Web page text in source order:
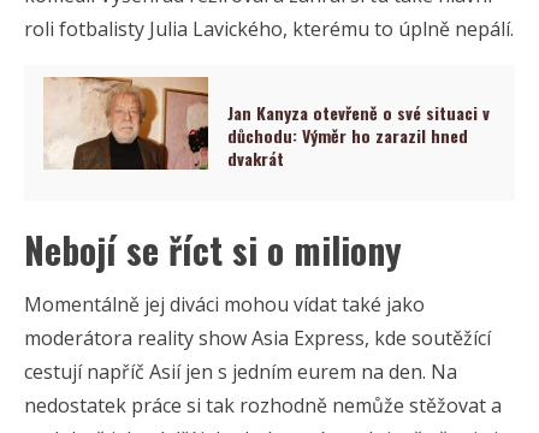
roli fotbalisty Julia Lavického, kterému to úplně nepálí.
Jan Kanyza otevřeně o své situaci v
důchodu: Výměr ho zarazil hned
dvakrát
Nebojí se říct si o miliony
Momentálně jej diváci mohou vídat také jako
moderátora reality show Asia Express, kde soutěžící
cestují napříč Asií jen s jedním eurem na den. Na
nedostatek práce si tak rozhodně nemůže stěžovat a